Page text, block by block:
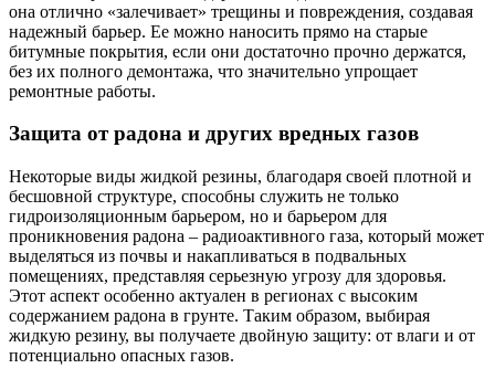
она отлично «залечивает» трещины и повреждения, создавая
надежный барьер. Ее можно наносить прямо на старые
битумные покрытия, если они достаточно прочно держатся,
без их полного демонтажа, что значительно упрощает
ремонтные работы.
Защита от радона и других вредных газов
Некоторые виды жидкой резины, благодаря своей плотной и
бесшовной структуре, способны служить не только
гидроизоляционным барьером, но и барьером для
проникновения радона – радиоактивного газа, который может
выделяться из почвы и накапливаться в подвальных
помещениях, представляя серьезную угрозу для здоровья.
Этот аспект особенно актуален в регионах с высоким
содержанием радона в грунте. Таким образом, выбирая
жидкую резину, вы получаете двойную защиту: от влаги и от
потенциально опасных газов.